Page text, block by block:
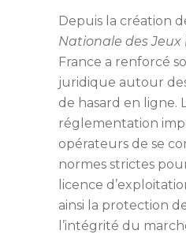
Depuis la création
Nationale des Jeux
France a renforcé
juridique autour
de hasard en ligne.
réglementation
opérateurs de se
normes strictes
licence
ainsi la protection
l’intégrité du